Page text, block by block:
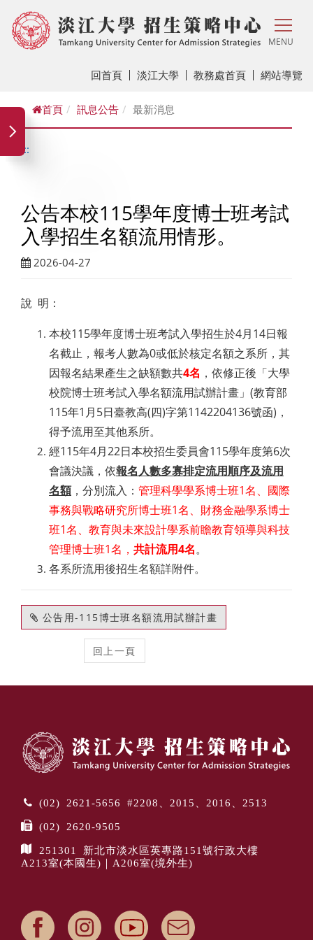
MENU
回首頁 淡江大學 教務處首頁 網站導覽
首頁 訊息公告 最新消息
:::
公告本校115學年度博士班考試
入學招生名額流用情形。
2026-04-27
說 明：
本校115學年度博士班考試入學招生於4月14日報
名截止，報考人數為0或低於核定名額之系所，其
因報名結果產生之缺額數共4名 ，依修正後「大學
校院博士班考試入學名額流用試辦計畫」(教育部
115年1月5日臺教高(四)字第1142204136號函)，
得予流用至其他系所。
經115年4月22日本校招生委員會115學年度第6次
會議決議，依報名人數多寡排定流用順序及流用
名額，分別流入： 管理科學學系博士班1名、國際
事務與戰略研究所博士班1名、財務金融學系博士
班1名、教育與未來設計學系前瞻教育領導與科技
管理博士班1名， 共計流用4名。
各系所流用後招生名額詳附件。
公告用-115博士班名額流用試辦計畫
(02) 2621-5656 #2208、2015、2016、2513
(02) 2620-9505
251301 新北市淡水區英專路151號行政大樓
A213室(本國生)｜A206室(境外生)